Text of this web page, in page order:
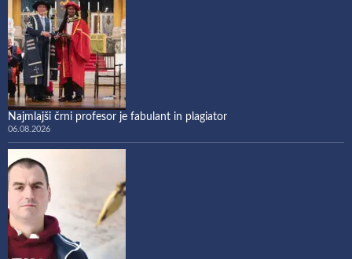
Najmlajši črni profesor je fabulant in plagiator
06.08.2026